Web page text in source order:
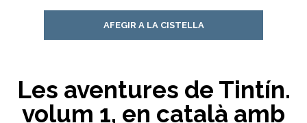
AFEGIR A LA CISTELLA
Les aventures de Tintín.
volum 1, en català amb